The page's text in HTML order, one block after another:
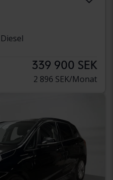
Diesel
339 900 SEK
2 896 SEK/Monat